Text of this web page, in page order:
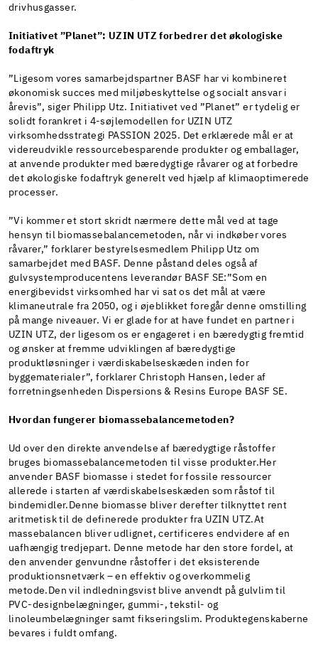
drivhusgasser.
Initiativet ”Planet”: UZIN UTZ forbedrer det økologiske
fodaftryk
”Ligesom vores samarbejdspartner BASF har vi kombineret
økonomisk succes med miljøbeskyttelse og socialt ansvar i
årevis”, siger Philipp Utz. Initiativet ved ”Planet” er tydelig er
solidt forankret i 4-søjlemodellen for UZIN UTZ
virksomhedsstrategi PASSION 2025. Det erklærede mål er at
videreudvikle ressourcebesparende produkter og emballager,
at anvende produkter med bæredygtige råvarer og at forbedre
det økologiske fodaftryk generelt ved hjælp af klimaoptimerede
processer.
”Vi kommer et stort skridt nærmere dette mål ved at tage
hensyn til biomassebalancemetoden, når vi indkøber vores
råvarer,” forklarer bestyrelsesmedlem Philipp Utz om
samarbejdet med BASF. Denne påstand deles også af
gulvsystemproducentens leverandør BASF SE:”Som en
energibevidst virksomhed har vi sat os det mål at være
klimaneutrale fra 2050, og i øjeblikket foregår denne omstilling
på mange niveauer. Vi er glade for at have fundet en partner i
UZIN UTZ, der ligesom os er engageret i en bæredygtig fremtid
og ønsker at fremme udviklingen af bæredygtige
produktløsninger i værdiskabelseskæden inden for
byggematerialer”, forklarer Christoph Hansen, leder af
forretningsenheden Dispersions & Resins Europe BASF SE.
Hvordan fungerer biomassebalancemetoden?
Ud over den direkte anvendelse af bæredygtige råstoffer
bruges biomassebalancemetoden til visse produkter.Her
anvender BASF biomasse i stedet for fossile ressourcer
allerede i starten af værdiskabelseskæden som råstof til
bindemidler.Denne biomasse bliver derefter tilknyttet rent
aritmetisk til de definerede produkter fra UZIN UTZ.At
massebalancen bliver udlignet, certificeres endvidere af en
uafhængig tredjepart. Denne metode har den store fordel, at
den anvender genvundne råstoffer i det eksisterende
produktionsnetværk – en effektiv og overkommelig
metode.Den vil indledningsvist blive anvendt på gulvlim til
PVC-designbelægninger, gummi-, tekstil- og
linoleumbelægninger samt fikseringslim. Produktegenskaberne
bevares i fuldt omfang.